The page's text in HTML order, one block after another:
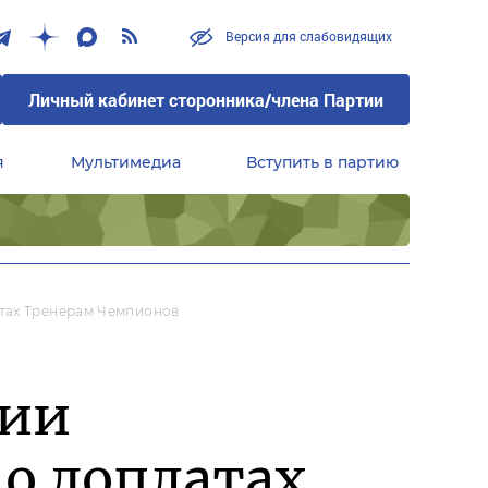
Версия для слабовидящих
Личный кабинет сторонника/члена Партии
Мультимедиа Вступить в партию
Тренерам Чемпионов